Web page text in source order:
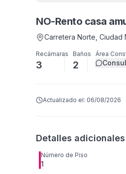
NO-Rento casa
Carretera Norte ,
Recámaras
3
Baños
2
Área
Actualizado el: 06/08/2026
Detalles adicionales
Número de Piso
1